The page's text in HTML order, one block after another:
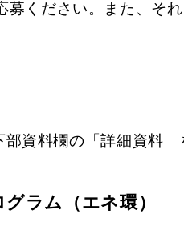
ください。また、そ
資料欄の「詳細資料」
ラム（エネ環）